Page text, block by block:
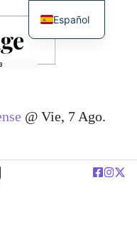
@ Vie, 7 Ago.
Español
English
简体中文
Français
Polski